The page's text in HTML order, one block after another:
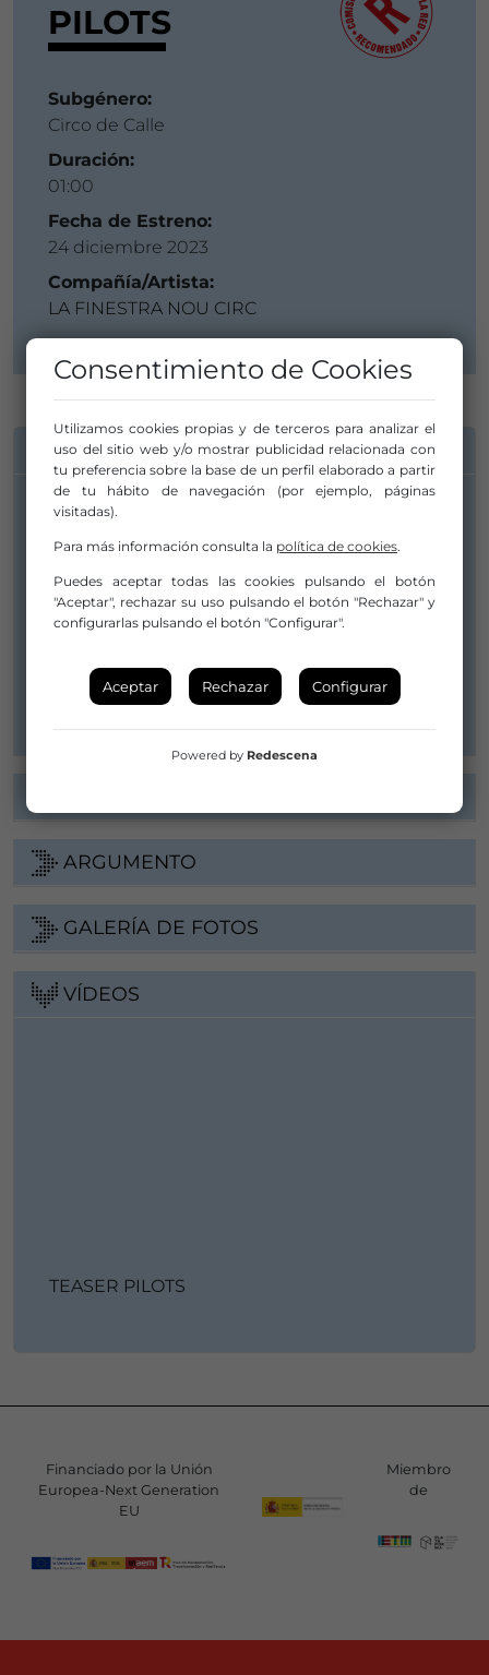
PILOTS
Subgénero:
Circo de Calle
Duración:
01:00
Fecha de Estreno:
24 diciembre 2023
Compañía/Artista:
LA FINESTRA NOU CIRC
INFORMACIÓN DE CONTACTO
Compañía/Artista:
LA FINESTRA NOU CIRC
lafinestranoucirc.sl@gmail.com
albertocirco@gmail.com
Web
ARGUMENTO
GALERÍA DE FOTOS
VÍDEOS
TEASER PILOTS
Financiado por la Unión
Europea-Next Generation
EU
Miembro
de
Consentimiento de Cookies
Utilizamos cookies propias y de terceros para analizar el
uso del sitio web y/o mostrar publicidad relacionada con
tu preferencia sobre la base de un perfil elaborado a partir
de tu hábito de navegación (por ejemplo, páginas
visitadas).
Para más información consulta la política de cookies.
Puedes aceptar todas las cookies pulsando el botón
"Aceptar", rechazar su uso pulsando el botón "Rechazar" y
configurarlas pulsando el botón "Configurar".
Aceptar Rechazar Configurar
Powered by Redescena